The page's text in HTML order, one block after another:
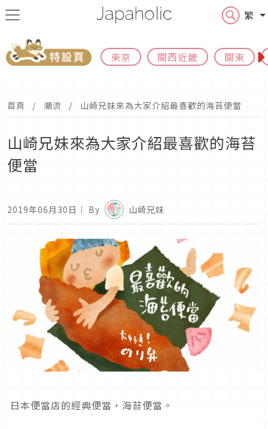
繁
東京 關西近畿 關東
首頁 潮流 山崎兄妹來為大家介紹最喜歡的海苔便當
山崎兄妹來為大家介紹最喜歡的海苔
便當
2019年06月30日 ｜ By 山崎兄妹
日本便當店的經典便當，海苔便當。